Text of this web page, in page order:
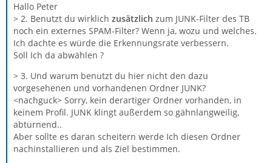
Hallo Peter
> 2. Benutzt du wirklich zusätzlich zum JUNK-Filter des TB
noch ein externes SPAM-Filter? Wenn ja, wozu und welches.
Ich dachte es würde die Erkennungsrate verbessern.
Soll Ich da abwählen ?
> 3. Und warum benutzt du hier nicht den dazu
vorgesehenen und vorhandenen Ordner JUNK?
<nachguck> Sorry, kein derartiger Ordner vorhanden, in
keinem Profil. JUNK klingt außerdem so gähnlangweilig,
abturnend..
Aber sollte es daran scheitern werde Ich diesen Ordner
nachinstallieren und als Ziel bestimmen.